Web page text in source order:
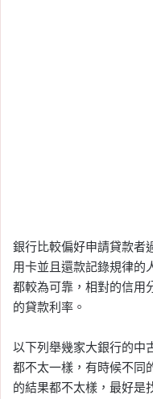
銀行比較偏好申請貸款者
用卡並且還款記錄規律的
都較為可靠，相對的信用
的貸款利率。
以下列舉幾家大銀行的中
都不太一樣，有時候不同
的結果都不太樣，最好是